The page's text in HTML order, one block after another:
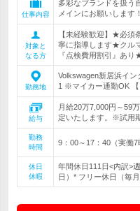
仕事内容
多彩なブランドを扱う
メインにお願いします！
対象と
なる方
【未経験歓迎】★必須
寧に指導します★クル
『点検費用割引』あり
勤務地
Volkswagen新居浜イン
1 ※マイカー通勤OK 【
給与
月給20万7,000円～59
定いたします。※試用
勤務
時間
9：00～17：40（実働
休日
休暇
年間休日111日<内訳>
日）* フリー休日（毎